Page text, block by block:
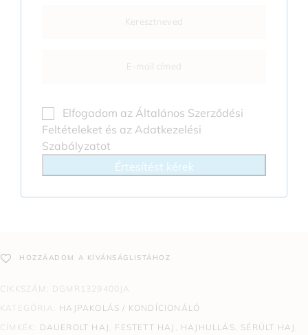
Elfogadom az Általános Szerződési
Feltételeket és az Adatkezelési
Szabályzatot
Értesítést kérek
HOZZÁADOM A KÍVÁNSÁGLISTÁHOZ
CIKKSZÁM: DGMR1329400JA
KATEGÓRIA: HAJPAKOLÁS / KONDÍCIONÁLÓ
CÍMKÉK: DAUEROLT HAJ , FESTETT HAJ , HAJHULLÁS, SÉRÜLT HAJ ,